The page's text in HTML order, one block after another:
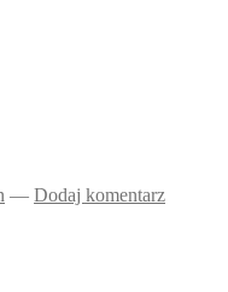
— Dodaj komentarz